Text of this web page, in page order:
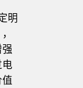
明